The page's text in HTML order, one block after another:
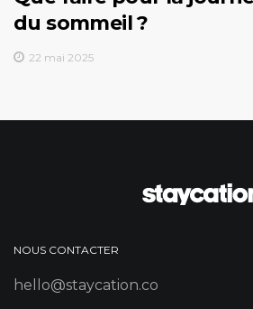
du sommeil ?
22 mai 2025
NOUS CONTACTER
hello@staycation.co